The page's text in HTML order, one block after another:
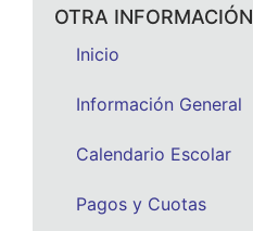
OTRA INFORMACIÓN
Inicio
Información General
Calendario Escolar
Pagos y Cuotas